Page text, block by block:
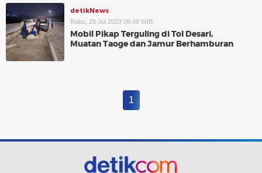
detikNews
Rabu, 26 Jul 2023 08:49 WIB
Mobil Pikap Terguling di Tol Desari,
Muatan Taoge dan Jamur Berhamburan
1